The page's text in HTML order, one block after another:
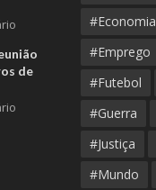
de
#Economia
#Emprego
#Futebol
#Guerra
#Justiça
#Mundo